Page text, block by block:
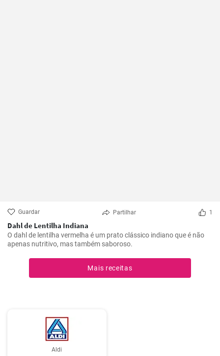
Guardar Partilhar 1
Dahl de Lentilha Indiana
O dahl de lentilha vermelha é um prato clássico indiano que é não
apenas nutritivo, mas também saboroso.
Mais receitas
Aldi